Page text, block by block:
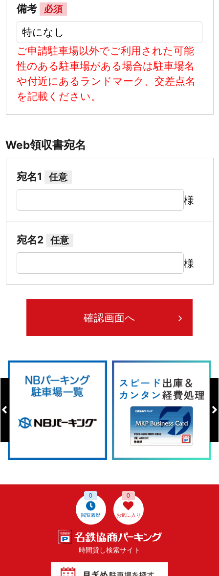
備考 必須
ご申請駐車場以外でご利用された可能
性のある駐車場がある場合は駐車場名
や付近にあるランドマーク、交差点名
を記載ください。
Web領収書宛名
宛名1 任意
様
宛名2 任意
様
閲覧履歴
0
お気に入り
0
時間貸し検索サイト